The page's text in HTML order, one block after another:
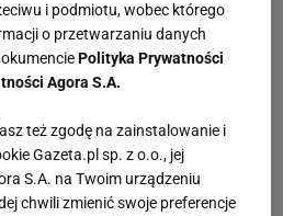
i podmiotu, wobec którego
o przetwarzaniu danych
Polityka Prywatności
Agora S.A.
też zgodę na zainstalowanie i
Gazeta.pl sp. z o.o., jej
S.A. na Twoim urządzeniu
chwili zmienić swoje preferencje